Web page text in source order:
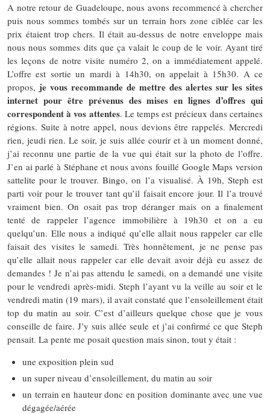
A notre retour de Guadeloupe, nous avons recommencé à chercher
puis nous sommes tombés sur un terrain hors zone ciblée car les
prix étaient trop chers. Il était au-dessus de notre enveloppe mais
nous nous sommes dits que ça valait le coup de le voir. Ayant tiré
les leçons de notre visite numéro 2, on a immédiatement appelé.
L’offre est sortie un mardi à 14h30, on appelait à 15h30. A ce
propos, je vous recommande de mettre des alertes sur les sites
internet pour être prévenus des mises en lignes d’offres qui
correspondent à vos attentes. Le temps est précieux dans certaines
régions. Suite à notre appel, nous devions être rappelés. Mercredi
rien, jeudi rien. Le soir, je suis allée courir et à un moment donné,
j’ai reconnu une partie de la vue qui était sur la photo de l’offre.
J’en ai parlé à Stéphane et nous avons fouillé Google Maps version
sattelite pour le trouver. Bingo, on l’a visualisé. À 19h, Steph est
parti voir pour le trouver tant qu’il faisait encore jour. Il l’a trouvé
vraiment bien. On osait pas trop déranger mais on a finalement
tenté de rappeler l’agence immobilière à 19h30 et on a eu
quelqu’un. Elle nous a indiqué qu’elle allait nous rappeler car elle
faisait des visites le samedi. Très honnêtement, je ne pense pas
qu’elle allait nous rappeler car elle devait avoir déjà eu assez de
demandes ! Je n’ai pas attendu le samedi, on a demandé une visite
pour le vendredi après-midi. Steph l’ayant vu la veille au soir et le
vendredi matin (19 mars), il avait constaté que l’ensoleillement était
top du matin au soir. C’est d’ailleurs quelque chose que je vous
conseille de faire. J’y suis allée seule et j’ai confirmé ce que Steph
pensait. La pente me posait question mais sinon, tout y était :
une exposition plein sud
un super niveau d’ensoleillement, du matin au soir
un terrain en hauteur donc en position dominante avec une vue
dégagée/aérée